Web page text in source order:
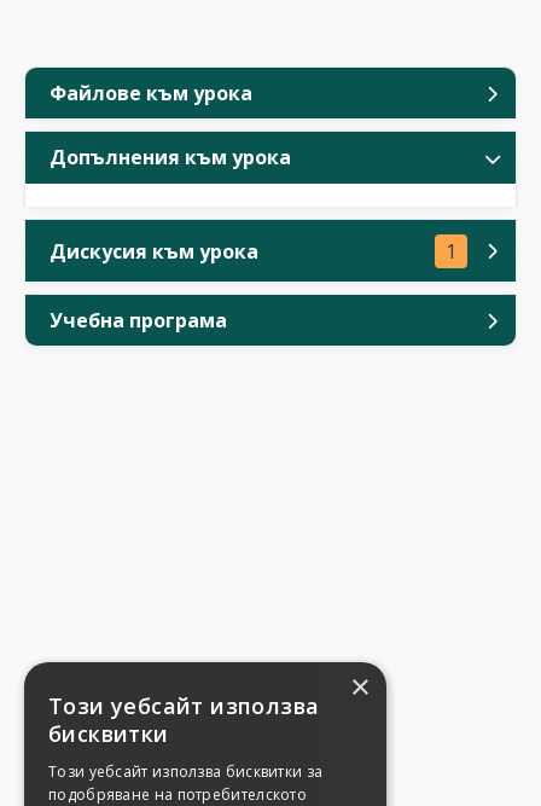
Файлове към урока
Допълнения към урока
Дискусия към урока 1
Учебна програма
×
Този уебсайт използва
бисквитки
Този уебсайт използва бисквитки за
подобряване на потребителското